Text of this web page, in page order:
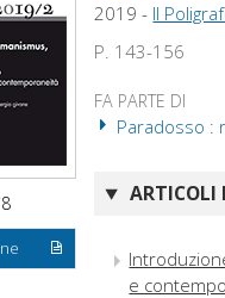
2019 - Il
P. 143-156
FA PARTE DI
Paradosso :
ARTICOLI
e